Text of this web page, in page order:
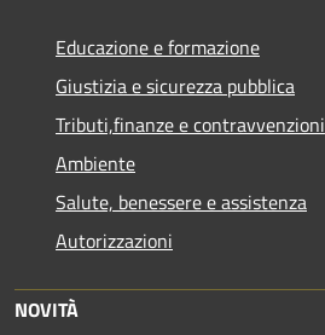
Educazione e formazione
Giustizia e sicurezza pubblica
Tributi,finanze e contravvenzioni
Ambiente
Salute, benessere e assistenza
Autorizzazioni
NOVITÀ